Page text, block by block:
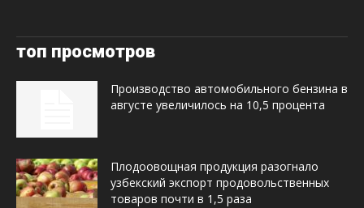
топ просмотров
Производство автомобильного бензина в
августе увеличилось на 10,5 процента
Плодоовощная продукция разогнало
узбекский экспорт продовольственных
товаров почти в 1,5 раза